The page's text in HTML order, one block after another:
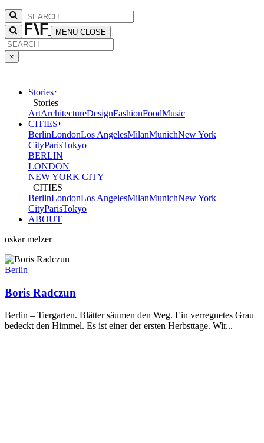
MENU CLOSE
×
Stories
Stories
ArtArchitectureDesignFashionFoodMusic
CITIES
BerlinLondonLos AngelesMilanMunichNew York
CityParisTokyo
BERLIN
LONDON
NEW YORK CITY
CITIES
BerlinLondonLos AngelesMilanMunichNew York
CityParisTokyo
ABOUT
oskar melzer
Berlin
Boris Radczun
Berlin – Tiergarten. Blätter säumen den Weg. Ein verregnetes Grau
bedeckt den Himmel. Es ist einer der ersten Herbsttage. Wir...